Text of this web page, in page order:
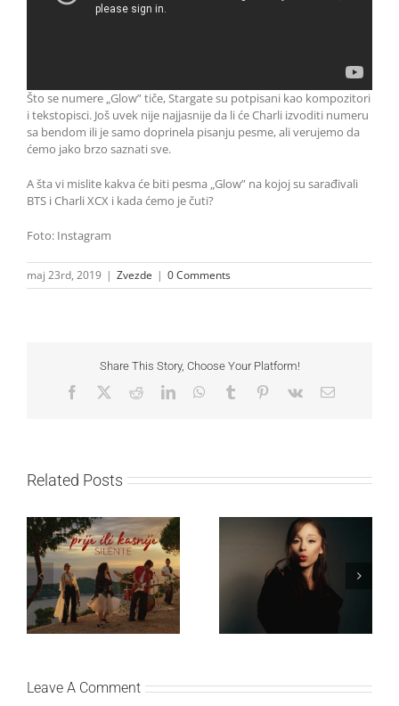
Što se numere „Glow” tiče, Stargate su potpisani kao kompozitori
i tekstopisci. Još uvek nije najjasnije da li će Charli izvoditi numeru
sa bendom ili je samo doprinela pisanju pesme, ali verujemo da
ćemo jako brzo saznati sve.
A šta vi mislite kakva će biti pesma „Glow” na kojoj su sarađivali
BTS i Charli XCX i kada ćemo je čuti?
Foto: Instagram
maj 23rd, 2019 | Zvezde | 0 Comments
Share This Story, Choose Your Platform!
Facebook RedditLinkedInWhatsApp
Tumblr Pinterest
Vk Email
Related Posts
Silente objavio novi
singl “Prije ili kasnije”
Ariana Grande objavila
osmi studijski album
Leave A Comment